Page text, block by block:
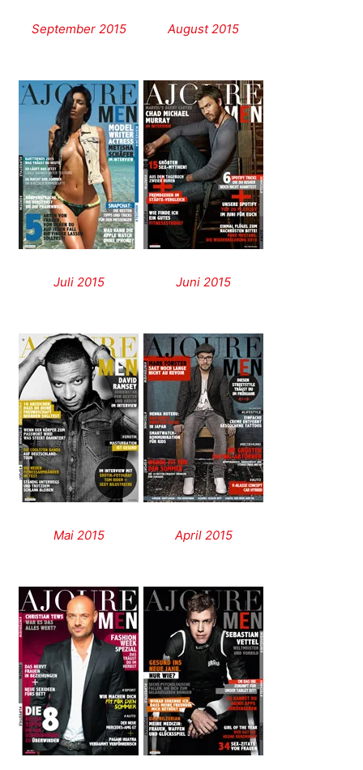
September 2015 August 2015
Juli 2015 Juni 2015
Mai 2015 April 2015